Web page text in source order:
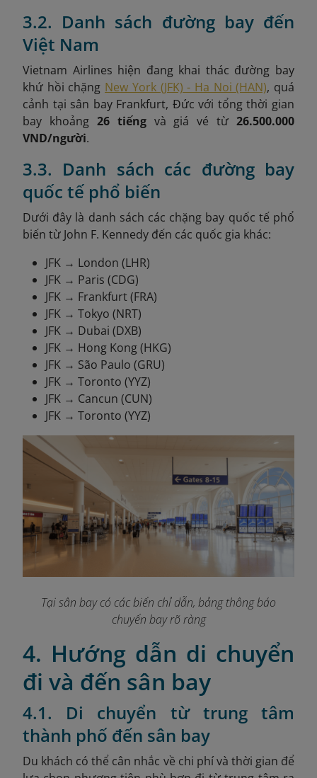
3.2. Danh sách đường bay đến
Việt Nam
Vietnam Airlines hiện đang khai thác đường bay
khứ hồi chặng New York (JFK) - Ha Noi (HAN), quá
cảnh tại sân bay Frankfurt, Đức với tổng thời gian
bay khoảng 26 tiếngvà giá vé từ 26.500.000
VND/người.
3.3. Danh sách các đường bay
quốc tế phổ biến
Dưới đây là danh sách các chặng bay quốc tế phổ
biến từ John F. Kennedy đến các quốc gia khác:
JFK → London (LHR)
JFK → Paris (CDG)
JFK → Frankfurt (FRA)
JFK → Tokyo (NRT)
JFK → Dubai (DXB)
JFK → Hong Kong (HKG)
JFK → São Paulo (GRU)
JFK → Toronto (YYZ)
JFK → Cancun (CUN)
JFK → Toronto (YYZ)
Tại sân bay có các biển chỉ dẫn, bảng thông báo
chuyến bay rõ ràng
4. Hướng dẫn di chuyển
đi và đến sân bay
4.1. Di chuyển từ trung tâm
thành phố đến sân bay
Du khách có thể cân nhắc về chi phí và thời gian để